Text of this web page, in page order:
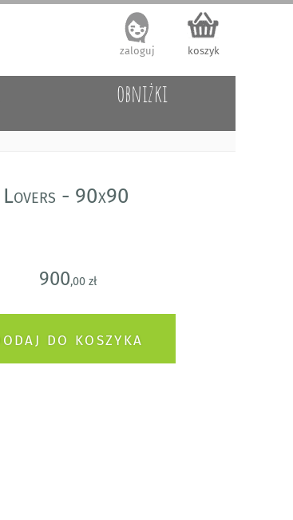
koszyk
zaloguj
obniżki
Lovers - 90x90
900,00 zł